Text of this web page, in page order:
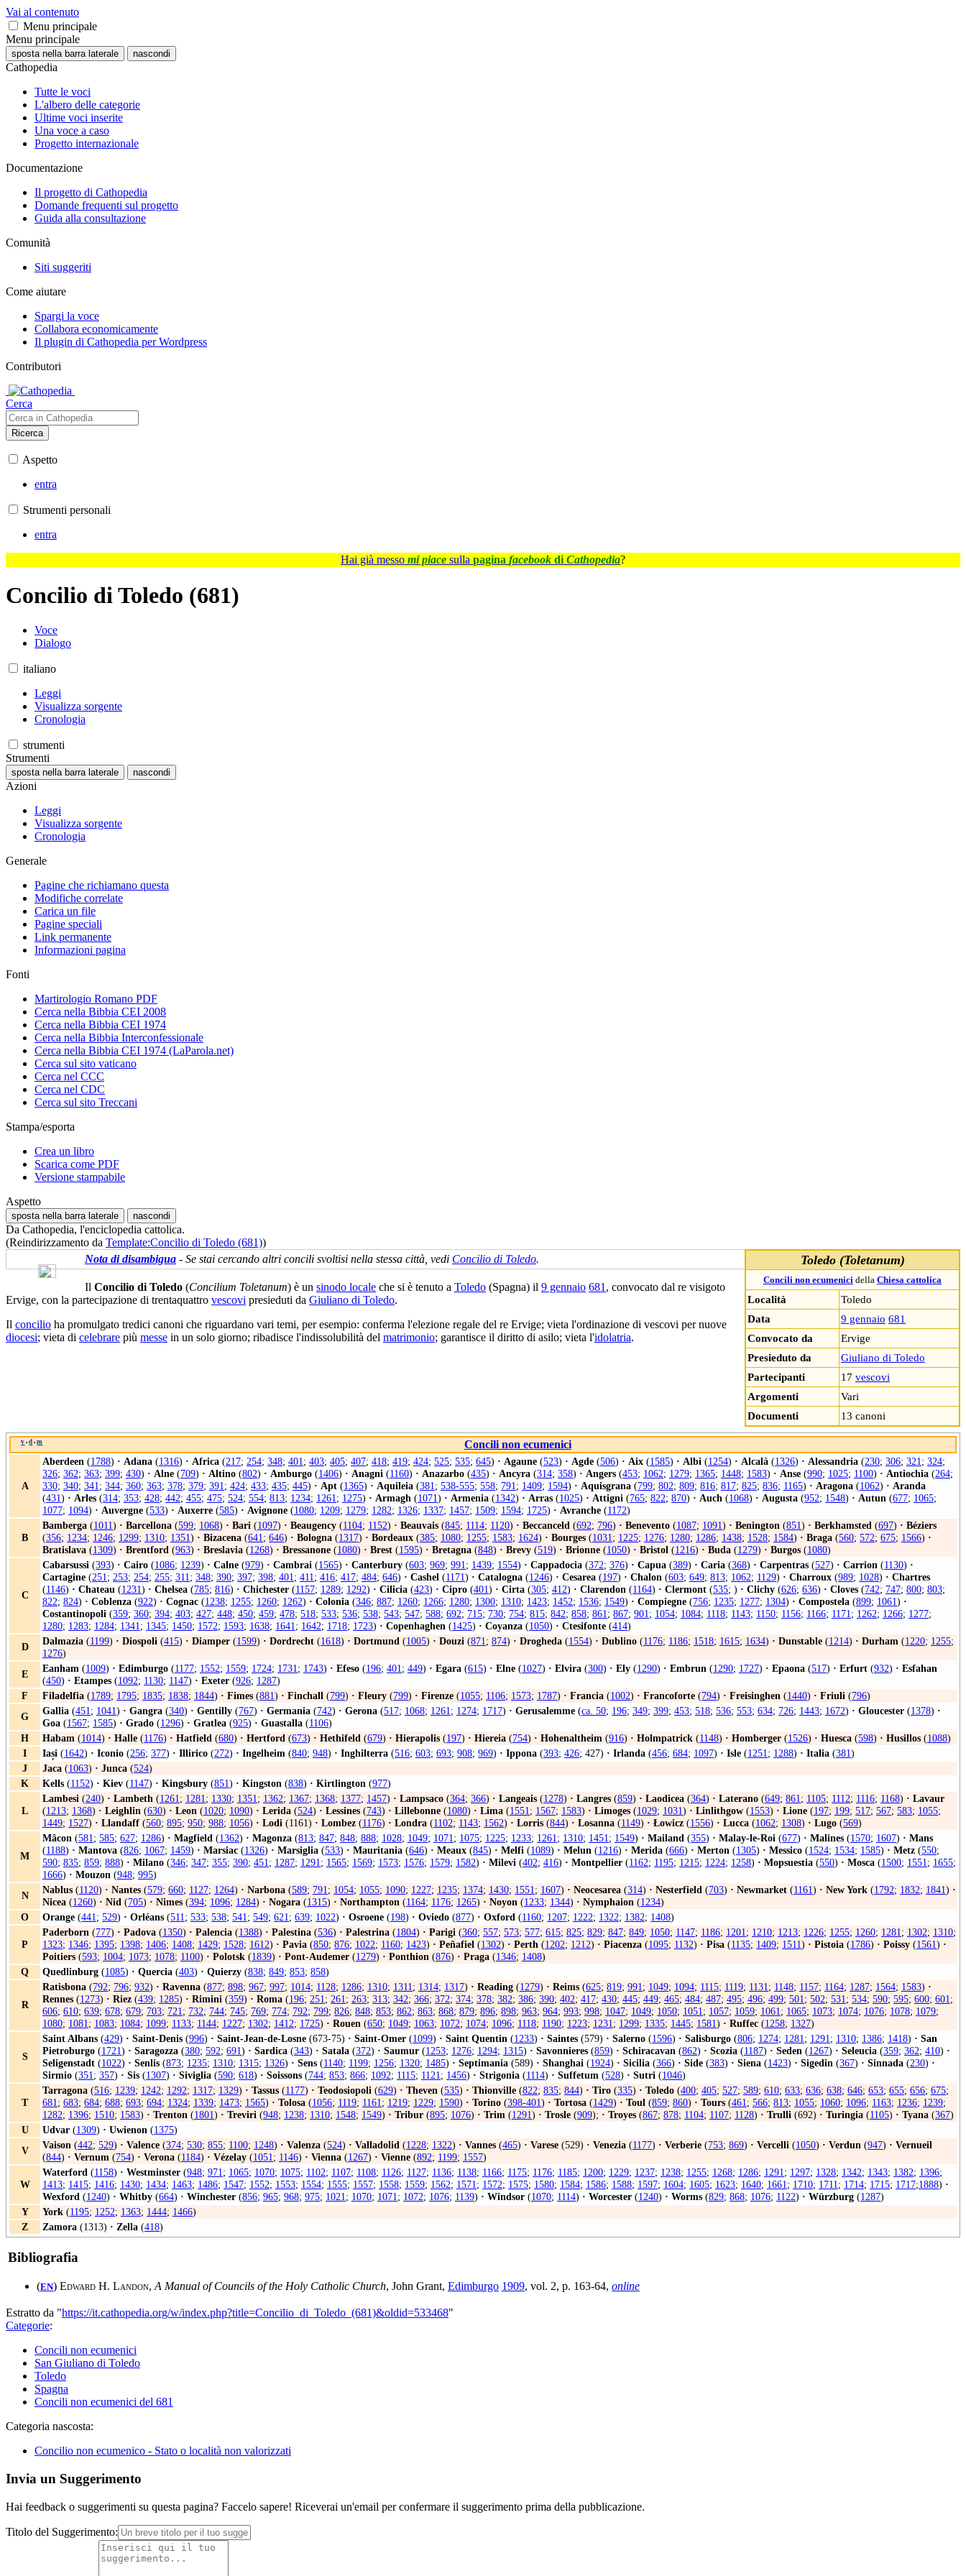
Vai al contenuto
Menu principale
Menu principale
sposta nella barra laterale nascondi
Cathopedia
Tutte le voci
L'albero delle categorie
Ultime voci inserite
Una voce a caso
Progetto internazionale
Documentazione
Il progetto di Cathopedia
Domande frequenti sul progetto
Guida alla consultazione
Comunità
Siti suggeriti
Come aiutare
Spargi la voce
Collabora economicamente
Il plugin di Cathopedia per Wordpress
Contributori
Cerca
Ricerca
Aspetto
entra
Strumenti personali
entra
Hai già messo mi piace sulla pagina facebook di Cathopedia?
Concilio di Toledo (681)
Voce
Dialogo
italiano
Leggi
Visualizza sorgente
Cronologia
strumenti
Strumenti
sposta nella barra laterale nascondi
Azioni
Leggi
Visualizza sorgente
Cronologia
Generale
Pagine che richiamano questa
Modifiche correlate
Carica un file
Pagine speciali
Link permanente
Informazioni pagina
Fonti
Martirologio Romano PDF
Cerca nella Bibbia CEI 2008
Cerca nella Bibbia CEI 1974
Cerca nella Bibbia Interconfessionale
Cerca nella Bibbia CEI 1974 (LaParola.net)
Cerca sul sito vaticano
Cerca nel CCC
Cerca nel CDC
Cerca sul sito Treccani
Stampa/esporta
Crea un libro
Scarica come PDF
Versione stampabile
Aspetto
sposta nella barra laterale nascondi
Da Cathopedia, l'enciclopedia cattolica.
(Reindirizzamento da Template:Concilio di Toledo (681))
Toledo (Toletanum)
Concili non ecumenici della Chiesa cattolica
Località
Toledo
Data
9 gennaio 681
Convocato da
Ervige
Presieduto da
Giuliano di Toledo
Partecipanti
17 vescovi
Argomenti
Vari
Documenti
13 canoni
Nota di disambigua - Se stai cercando altri concili svoltisi nella stessa città, vedi Concilio di Toledo.
Il Concilio di Toledo (Concilium Toletanum) è un sinodo locale che si è tenuto a Toledo (Spagna) il 9 gennaio 681, convocato dal re visigoto
Ervige, con la partecipazione di trentaquattro vescovi presieduti da Giuliano di Toledo.
Il concilio ha promulgato tredici canoni che riguardano vari temi, per esempio: conferma l'elezione regale del re Ervige; vieta l'ordinazione di vescovi per nuove
diocesi; vieta di celebrare più messe in un solo giorno; ribadisce l'indissolubilità del matrimonio; garantisce il diritto di asilo; vieta l'idolatria.
v • d • m Concili non ecumenici
A
Aberdeen (1788) · Adana (1316) · Africa (217; 254; 348; 401; 403; 405; 407; 418; 419; 424; 525; 535; 645) · Agaune (523) · Agde (506) · Aix (1585) · Albi (1254) · Alcalà (1326) · Alessandria (230; 306; 321; 324;
326; 362; 363; 399; 430) · Alne (709) · Altino (802) · Amburgo (1406) · Anagni (1160) · Anazarbo (435) · Ancyra (314; 358) · Angers (453; 1062; 1279; 1365; 1448; 1583) · Anse (990; 1025; 1100) · Antiochia (264;
330; 340; 341; 344; 360; 363; 378; 379; 391; 424; 433; 435; 445) · Apt (1365) · Aquileia (381; 538-555; 558; 791; 1409; 1594) · Aquisgrana (799; 802; 809; 816; 817; 825; 836; 1165) · Aragona (1062) · Aranda
(431) · Arles (314; 353; 428; 442; 455; 475; 524; 554; 813; 1234; 1261; 1275) · Armagh (1071) · Armenia (1342) · Arras (1025) · Attigni (765; 822; 870) · Auch (1068) · Augusta (952; 1548) · Autun (677; 1065;
1077; 1094) · Auvergne (533) · Auxerre (585) · Avignone (1080; 1209; 1279; 1282; 1326; 1337; 1457; 1509; 1594; 1725) · Avranche (1172)
B
Bamberga (1011) · Barcellona (599; 1068) · Bari (1097) · Beaugency (1104; 1152) · Beauvais (845; 1114; 1120) · Beccanceld (692; 796) · Benevento (1087; 1091) · Benington (851) · Berkhamsted (697) · Béziers
(356; 1234; 1246; 1299; 1310; 1351) · Bizacena (641; 646) · Bologna (1317) · Bordeaux (385; 1080; 1255; 1583; 1624) · Bourges (1031; 1225; 1276; 1280; 1286; 1438; 1528; 1584) · Braga (560; 572; 675; 1566) ·
Bratislava (1309) · Brentford (963) · Breslavia (1268) · Bressanone (1080) · Brest (1595) · Bretagna (848) · Brevy (519) · Brionne (1050) · Bristol (1216) · Buda (1279) · Burgos (1080)
C
Cabarsussi (393) · Cairo (1086; 1239) · Calne (979) · Cambrai (1565) · Canterbury (603; 969; 991; 1439; 1554) · Cappadocia (372; 376) · Capua (389) · Caria (368) · Carpentras (527) · Carrion (1130) ·
Cartagine (251; 253; 254; 255; 311; 348; 390; 397; 398; 401; 411; 416; 417; 484; 646) · Cashel (1171) · Catalogna (1246) · Cesarea (197) · Chalon (603; 649; 813; 1062; 1129) · Charroux (989; 1028) · Chartres
(1146) · Chateau (1231) · Chelsea (785; 816) · Chichester (1157; 1289; 1292) · Cilicia (423) · Cipro (401) · Cirta (305; 412) · Clarendon (1164) · Clermont (535; ) · Clichy (626; 636) · Cloves (742; 747; 800; 803;
822; 824) · Coblenza (922) · Cognac (1238; 1255; 1260; 1262) · Colonia (346; 887; 1260; 1266; 1280; 1300; 1310; 1423; 1452; 1536; 1549) · Compiegne (756; 1235; 1277; 1304) · Compostela (899; 1061) ·
Costantinopoli (359; 360; 394; 403; 427; 448; 450; 459; 478; 518; 533; 536; 538; 543; 547; 588; 692; 715; 730; 754; 815; 842; 858; 861; 867; 901; 1054; 1084; 1118; 1143; 1150; 1156; 1166; 1171; 1262; 1266; 1277;
1280; 1283; 1284; 1341; 1345; 1450; 1572; 1593; 1638; 1641; 1642; 1718; 1723) · Copenhaghen (1425) · Coyanza (1050) · Ctesifonte (414)
D
Dalmazia (1199) · Diospoli (415) · Diamper (1599) · Dordrecht (1618) · Dortmund (1005) · Douzi (871; 874) · Drogheda (1554) · Dublino (1176; 1186; 1518; 1615; 1634) · Dunstable (1214) · Durham (1220; 1255;
1276)
E
Eanham (1009) · Edimburgo (1177; 1552; 1559; 1724; 1731; 1743) · Efeso (196; 401; 449) · Egara (615) · Elne (1027) · Elvira (300) · Ely (1290) · Embrun (1290; 1727) · Epaona (517) · Erfurt (932) · Esfahan
(450) · Etampes (1092; 1130; 1147) · Exeter (926; 1287)
F
Filadelfia (1789; 1795; 1835; 1838; 1844) · Fimes (881) · Finchall (799) · Fleury (799) · Firenze (1055; 1106; 1573; 1787) · Francia (1002) · Francoforte (794) · Freisinghen (1440) · Friuli (796)
G
Gallia (451; 1041) · Gangra (340) · Gentilly (767) · Germania (742) · Gerona (517; 1068; 1261; 1274; 1717) · Gerusalemme (ca. 50; 196; 349; 399; 453; 518; 536; 553; 634; 726; 1443; 1672) · Gloucester (1378) ·
Goa (1567; 1585) · Grado (1296) · Gratlea (925) · Guastalla (1106)
H
Habam (1014) · Halle (1176) · Hatfield (680) · Hertford (673) · Hethifeld (679) · Hierapolis (197) · Hiereia (754) · Hohenaltheim (916) · Holmpatrick (1148) · Homberger (1526) · Huesca (598) · Husillos (1088)
I
Iași (1642) · Iconio (256; 377) · Illirico (272) · Ingelheim (840; 948) · Inghilterra (516; 603; 693; 908; 969) · Ippona (393; 426; 427) · Irlanda (456; 684; 1097) · Isle (1251; 1288) · Italia (381)
J
Jaca (1063) · Junca (524)
K
Kells (1152) · Kiev (1147) · Kingsbury (851) · Kingston (838) · Kirtlington (977)
L
Lambesi (240) · Lambeth (1261; 1281; 1330; 1351; 1362; 1367; 1368; 1377; 1457) · Lampsaco (364; 366) · Langeais (1278) · Langres (859) · Laodicea (364) · Laterano (649; 861; 1105; 1112; 1116; 1168) · Lavaur
(1213; 1368) · Leighlin (630) · Leon (1020; 1090) · Lerida (524) · Lessines (743) · Lillebonne (1080) · Lima (1551; 1567; 1583) · Limoges (1029; 1031) · Linlithgow (1553) · Lione (197; 199; 517; 567; 583; 1055;
1449; 1527) · Llandaff (560; 895; 950; 988; 1056) · Lodi (1161) · Lombez (1176) · Londra (1102; 1143; 1562) · Lorris (844) · Losanna (1149) · Łowicz (1556) · Lucca (1062; 1308) · Lugo (569)
M
Mâcon (581; 585; 627; 1286) · Magfield (1362) · Magonza (813; 847; 848; 888; 1028; 1049; 1071; 1075; 1225; 1233; 1261; 1310; 1451; 1549) · Mailand (355) · Malay-le-Roi (677) · Malines (1570; 1607) · Mans
(1188) · Mantova (826; 1067; 1459) · Marsiac (1326) · Marsiglia (533) · Mauritania (646) · Meaux (845) · Melfi (1089) · Melun (1216) · Merida (666) · Merton (1305) · Messico (1524; 1534; 1585) · Metz (550;
590; 835; 859; 888) · Milano (346; 347; 355; 390; 451; 1287; 1291; 1565; 1569; 1573; 1576; 1579; 1582) · Milevi (402; 416) · Montpellier (1162; 1195; 1215; 1224; 1258) · Mopsuestia (550) · Mosca (1500; 1551; 1655;
1666) · Mouzon (948; 995)
N
Nablus (1120) · Nantes (579; 660; 1127; 1264) · Narbona (589; 791; 1054; 1055; 1090; 1227; 1235; 1374; 1430; 1551; 1607) · Neocesarea (314) · Nesterfield (703) · Newmarket (1161) · New York (1792; 1832; 1841) ·
Nicea (1260) · Nid (705) · Nimes (394; 1096; 1284) · Nogara (1315) · Northampton (1164; 1176; 1265) · Noyon (1233; 1344) · Nymphaion (1234)
O
Orange (441; 529) · Orléans (511; 533; 538; 541; 549; 621; 639; 1022) · Osroene (198) · Oviedo (877) · Oxford (1160; 1207; 1222; 1322; 1382; 1408)
P
Paderborn (777) · Padova (1350) · Palencia (1388) · Palestina (536) · Palestrina (1804) · Parigi (360; 557; 573; 577; 615; 825; 829; 847; 849; 1050; 1147; 1186; 1201; 1210; 1213; 1226; 1255; 1260; 1281; 1302; 1310;
1323; 1346; 1395; 1398; 1406; 1408; 1429; 1528; 1612) · Pavia (850; 876; 1022; 1160; 1423) · Peñafiel (1302) · Perth (1202; 1212) · Piacenza (1095; 1132) · Pisa (1135; 1409; 1511) · Pistoia (1786) · Poissy (1561) ·
Poitiers (593; 1004; 1073; 1078; 1100) · Polotsk (1839) · Pont-Audemer (1279) · Ponthion (876) · Praga (1346; 1408)
Q
Quedlinburg (1085) · Quercia (403) · Quierzy (838; 849; 853; 858)
R
Ratisbona (792; 796; 932) · Ravenna (877; 898; 967; 997; 1014; 1128; 1286; 1310; 1311; 1314; 1317) · Reading (1279) · Reims (625; 819; 991; 1049; 1094; 1115; 1119; 1131; 1148; 1157; 1164; 1287; 1564; 1583) ·
Rennes (1273) · Riez (439; 1285) · Rimini (359) · Roma (196; 251; 261; 263; 313; 342; 366; 372; 374; 378; 382; 386; 390; 402; 417; 430; 445; 449; 465; 484; 487; 495; 496; 499; 501; 502; 531; 534; 590; 595; 600; 601;
606; 610; 639; 678; 679; 703; 721; 732; 744; 745; 769; 774; 792; 799; 826; 848; 853; 862; 863; 868; 879; 896; 898; 963; 964; 993; 998; 1047; 1049; 1050; 1051; 1057; 1059; 1061; 1065; 1073; 1074; 1076; 1078; 1079;
1080; 1081; 1083; 1084; 1099; 1133; 1144; 1227; 1302; 1412; 1725) · Rouen (650; 1049; 1063; 1072; 1074; 1096; 1118; 1190; 1223; 1231; 1299; 1335; 1445; 1581) · Ruffec (1258; 1327)
S
Saint Albans (429) · Saint-Denis (996) · Saint-Jean-de-Losne (673-75) · Saint-Omer (1099) · Saint Quentin (1233) · Saintes (579) · Salerno (1596) · Salisburgo (806; 1274; 1281; 1291; 1310; 1386; 1418) · San
Pietroburgo (1721) · Saragozza (380; 592; 691) · Sardica (343) · Satala (372) · Saumur (1253; 1276; 1294; 1315) · Savonnieres (859) · Schiracavan (862) · Scozia (1187) · Seden (1267) · Seleucia (359; 362; 410) ·
Seligenstadt (1022) · Senlis (873; 1235; 1310; 1315; 1326) · Sens (1140; 1199; 1256; 1320; 1485) · Septimania (589) · Shanghai (1924) · Sicilia (366) · Side (383) · Siena (1423) · Sigedin (367) · Sinnada (230) ·
Sirmio (351; 357) · Sis (1307) · Siviglia (590; 618) · Soissons (744; 853; 866; 1092; 1115; 1121; 1456) · Strigonia (1114) · Suffetum (528) · Sutri (1046)
T
Tarragona (516; 1239; 1242; 1292; 1317; 1329) · Tassus (1177) · Teodosiopoli (629) · Theven (535) · Thionville (822; 835; 844) · Tiro (335) · Toledo (400; 405; 527; 589; 610; 633; 636; 638; 646; 653; 655; 656; 675;
681; 683; 684; 688; 693; 694; 1324; 1339; 1473; 1565) · Tolosa (1056; 1119; 1161; 1219; 1229; 1590) · Torino (398-401) · Tortosa (1429) · Toul (859; 860) · Tours (461; 566; 813; 1055; 1060; 1096; 1163; 1236; 1239;
1282; 1396; 1510; 1583) · Trenton (1801) · Treviri (948; 1238; 1310; 1548; 1549) · Tribur (895; 1076) · Trim (1291) · Trosle (909); · Troyes (867; 878; 1104; 1107; 1128) · Trulli (692) · Turingia (1105) · Tyana (367)
U
Udvar (1309) · Uwienon (1375)
V
Vaison (442; 529) · Valence (374; 530; 855; 1100; 1248) · Valenza (524) · Valladolid (1228; 1322) · Vannes (465) · Varese (529) · Venezia (1177) · Verberie (753; 869) · Vercelli (1050) · Verdun (947) · Vernueil
(844) · Vernum (754) · Verona (1184) · Vézelay (1051; 1146) · Vienna (1267) · Vienne (892; 1199; 1557)
W
Waterford (1158) · Westminster (948; 971; 1065; 1070; 1075; 1102; 1107; 1108; 1126; 1127; 1136; 1138; 1166; 1175; 1176; 1185; 1200; 1229; 1237; 1238; 1255; 1268; 1286; 1291; 1297; 1328; 1342; 1343; 1382; 1396;
1413; 1415; 1416; 1430; 1434; 1463; 1486; 1547; 1552; 1553; 1554; 1555; 1557; 1558; 1559; 1562; 1571; 1572; 1575; 1580; 1584; 1586; 1588; 1597; 1604; 1605; 1623; 1640; 1661; 1710; 1711; 1714; 1715; 1717;1888) ·
Wexford (1240) · Whitby (664) · Winchester (856; 965; 968; 975; 1021; 1070; 1071; 1072; 1076; 1139) · Windsor (1070; 1114) · Worcester (1240) · Worms (829; 868; 1076; 1122) · Würzburg (1287)
Y
York (1195; 1252; 1363; 1444; 1466)
Z
Zamora (1313) · Zella (418)
Bibliografia
(EN) Edward H. Landon, A Manual of Councils of the Holy Catholic Church, John Grant, Edimburgo 1909, vol. 2, p. 163-64, online
Estratto da "https://it.cathopedia.org/w/index.php?title=Concilio_di_Toledo_(681)&oldid=533468"
Categorie:
Concili non ecumenici
San Giuliano di Toledo
Toledo
Spagna
Concili non ecumenici del 681
Categoria nascosta:
Concilio non ecumenico - Stato o località non valorizzati
Invia un Suggerimento
Hai feedback o suggerimenti su questa pagina? Faccelo sapere! Riceverai un'email per confermare il suggerimento prima della pubblicazione.
Titolo del Suggerimento: